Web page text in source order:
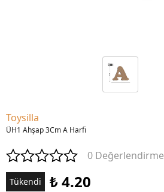
Toysilla
ÜH1 Ahşap 3Cm A Harfi
0 Değerlendirme
Tükendi ₺ 4.20